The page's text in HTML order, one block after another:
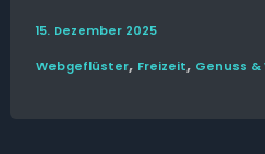
15. Dezember 2025
Web­­geflüster, Freizeit, Genuss &